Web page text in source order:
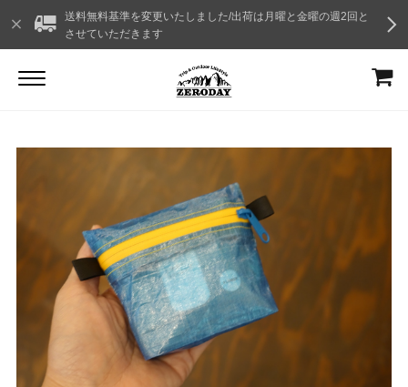
送料無料基準を変更いたしました/出荷は月曜と金曜の週2回と
させていただきます